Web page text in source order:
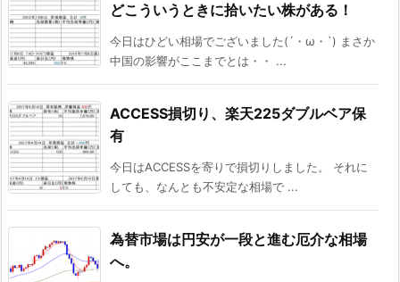
どこういうときに拾いたい株がある！
今日はひどい相場でございました(´・ω・`) まさか
中国の影響がここまでとは・・ ...
ACCESS損切り、楽天225ダブルベア保
有
今日はACCESSを寄りで損切りしました。 それに
しても、なんとも不安定な相場で ...
為替市場は円安が一段と進む厄介な相場
へ。